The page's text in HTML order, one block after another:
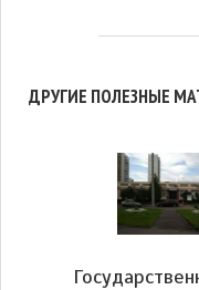
ДРУГИЕ ПОЛЕЗНЫЕ